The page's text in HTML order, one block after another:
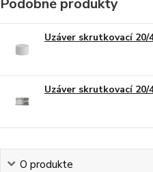
Podobné produkty
Uzáver skrutkovací 20/
Uzáver skrutkovací
O produkte